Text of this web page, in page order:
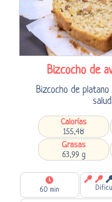
Bizcocho de
Bizcocho de
Calorías
155,48
Grasas
63,99 g
60 min